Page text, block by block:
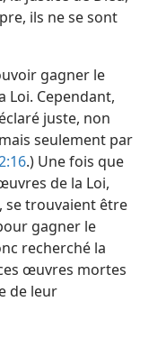
ils ne se sont
gagner le
Loi. Cependant,
juste, non
seulement par
.) Une fois que
de la Loi,
se trouvaient être
gagner le
recherché la
œuvres mortes
de leur